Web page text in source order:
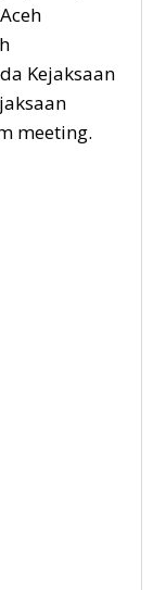
Kejaksaan
meeting.